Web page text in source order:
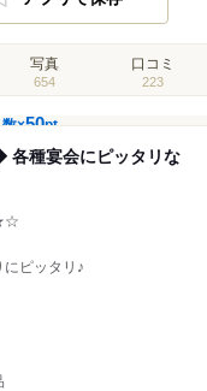
写真
654
口コミ
223
×50pt
各種宴会にピッタリな
にピッタリ♪